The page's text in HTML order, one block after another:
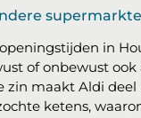
in
of onbewust ook
zin maakt Aldi deel
ketens,